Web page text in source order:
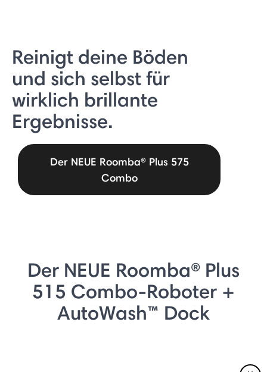
Reinigt deine Böden
und sich selbst für
wirklich brillante
Ergebnisse.
Der NEUE Roomba® Plus 575
Combo
Der NEUE Roomba® Plus
515 Combo-Roboter +
AutoWash™ Dock